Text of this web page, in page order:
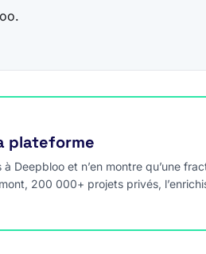
plateforme
Deepbloo et n’en montre qu’une
200 000+ projets privés,